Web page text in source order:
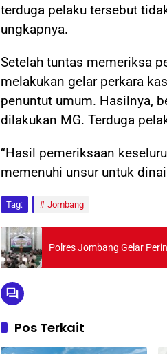
terduga pelaku tersebut
ungkapnya.
Setelah tuntas memeriksa
melakukan gelar perkara
penuntut umum. Hasilnya,
dilakukan MG. Terduga
“Hasil pemeriksaan
memenuhi unsur untuk
Tag: Jombang
Polres Jombang Gelar
Pos Terkait